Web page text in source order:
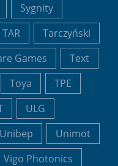
Sygnity
TAR
Tarczyński
Games
Text
Toya
TPE
ULG
Unibep
Unimot
Vigo Photonics